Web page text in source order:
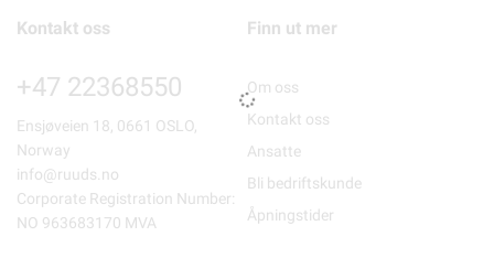
Kontakt oss
+47 22368550
Ensjøveien 18, 0661 OSLO,
Norway
info@ruuds.no
Corporate Registration Number:
NO 963683170 MVA
Finn ut mer
Om oss
Kontakt oss
Ansatte
Bli bedriftskunde
Åpningstider